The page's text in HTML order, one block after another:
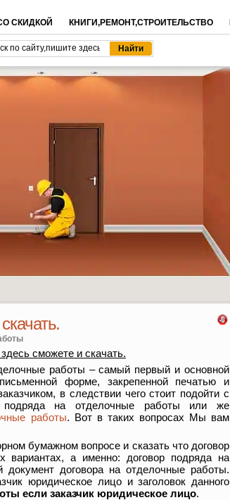
СКИДКОЙ КНИГИ,РЕМОНТ,СТРОИТЕЛЬСТВО
сможете и скачать.
работы – самый первый и основной
форме, закрепенной печатью и
в следствии чего стоит подойти с
подряда на отделочные работы или же
работы. Вот в таких вопросах Мы вам
бумажном вопросе и сказать что договор
вариантах, а именно: договор подряда на
договора на отделочные работы.
юридическое лицо и заголовок данного
если заказчик юридическое лицо.